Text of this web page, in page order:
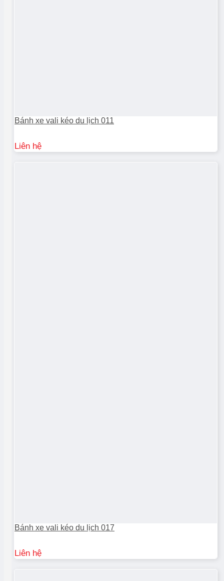
Bánh xe vali kéo du lịch 011
Liên hệ
Bánh xe vali kéo du lịch 017
Liên hệ